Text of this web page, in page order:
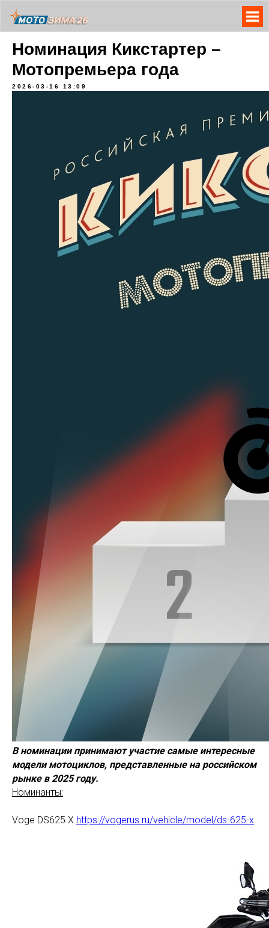
Номинация Кикстартер –
Мотопремьера года
2026-03-16 13:09
В номинации принимают участие самые интересные
модели мотоциклов, представленные на российском
рынке в 2025 году.
Номинанты:
Voge DS625 X https://vogerus.ru/vehicle/model/ds-625-x